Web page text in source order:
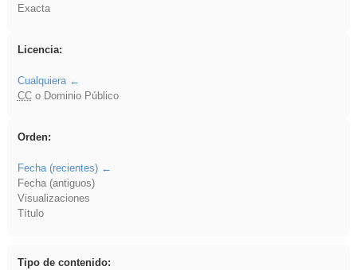
Exacta
Licencia:
Cualquiera
CCo Dominio Público
Orden:
Fecha (recientes)
Fecha (antiguos)
Visualizaciones
Título
Tipo de contenido: